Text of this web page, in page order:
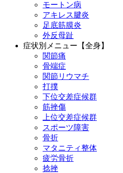
モートン病
アキレス腱炎
足底筋膜炎
外反母趾
症状別メニュー【全身】
関節痛
骨端症
関節リウマチ
打撲
下位交差症候群
筋挫傷
上位交差症候群
スポーツ障害
骨折
マタニティ整体
疲労骨折
捻挫